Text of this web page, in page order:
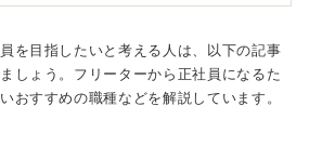
験者向けの就職サイト、地元のハロー
できます。
を目指したいと考える人は、以下の記事
しょう。フリーターから正社員になるた
おすすめの職種などを解説しています。